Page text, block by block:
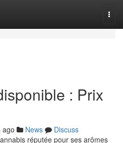
: Prix
ago News
Discuss
réputée pour ses arômes